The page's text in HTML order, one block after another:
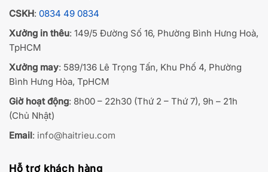
CSKH: 0834 49 0834
Xưởng in thêu: 149/5 Đường Số 16, Phường Bình Hưng Hoà,
TpHCM
Xưởng may: 589/136 Lê Trọng Tấn, Khu Phố 4, Phường
Bình Hưng Hòa, TpHCM
Giờ hoạt động: 8h00 – 22h30 (Thứ 2 – Thứ 7), 9h – 21h
(Chủ Nhật)
Email: info@haitrieu.com
Hỗ trợ khách hàng